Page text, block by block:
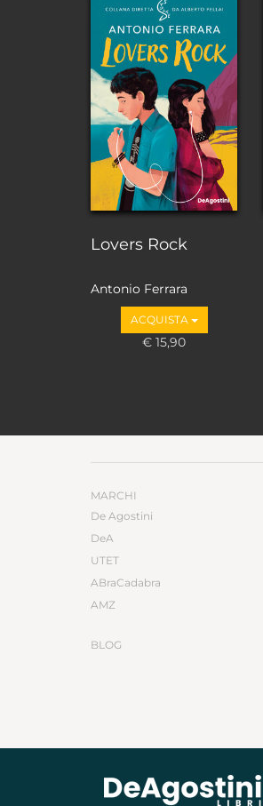
Lovers Rock
Antonio Ferrara
ACQUISTA
€ 15,90
MARCHI
De Agostini
DeA
UTET
ABraCadabra
AMZ
BLOG